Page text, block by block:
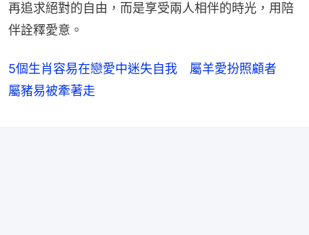
再追求絕對的自由，而是享受兩人相伴的時光，用陪
伴詮釋愛意。
5個生肖容易在戀愛中迷失自我 屬羊愛扮照顧者
屬豬易被牽著走